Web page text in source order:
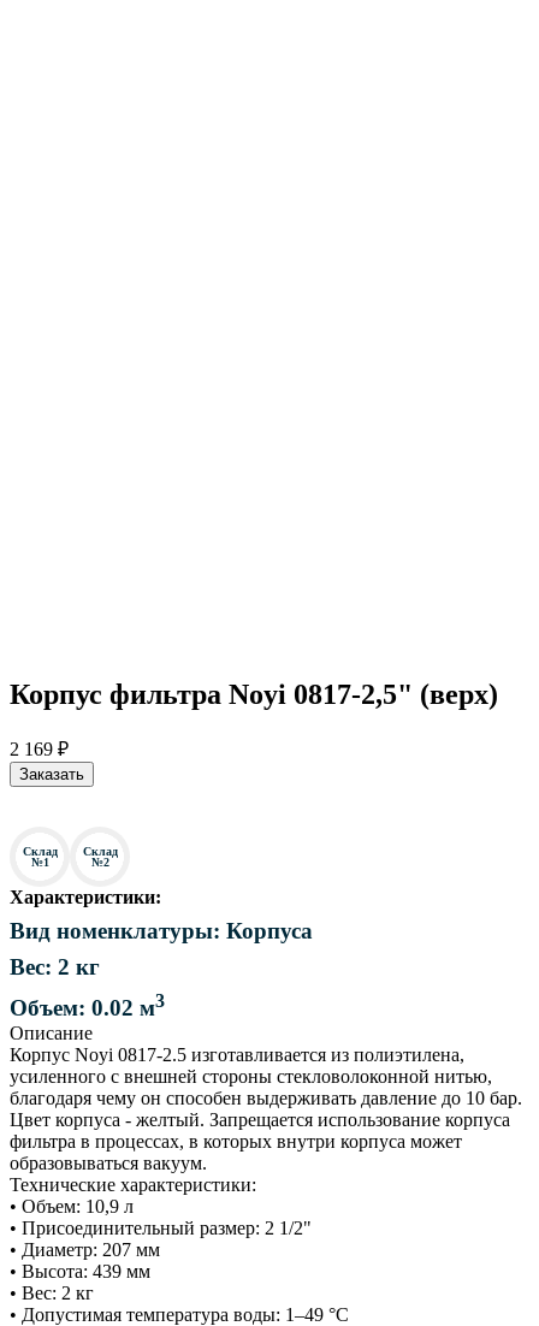
Корпус фильтра Noyi 0817-2,5" (верх)
2 169 ₽
Заказать
Склад
№1
Склад
№2
Характеристики:
Вид номенклатуры: Корпуса
Вес: 2 кг
Объем: 0.02 м3
Описание
Корпус Noyi 0817-2.5 изготавливается из полиэтилена,
усиленного с внешней стороны стекловолоконной нитью,
благодаря чему он способен выдерживать давление до 10 бар.
Цвет корпуса - желтый. Запрещается использование корпуса
фильтра в процессах, в которых внутри корпуса может
образовываться вакуум.
Технические характеристики:
• Объем: 10,9 л
• Присоединительный размер: 2 1/2"
• Диаметр: 207 мм
• Высота: 439 мм
• Вес: 2 кг
• Допустимая температура воды: 1–49 °С